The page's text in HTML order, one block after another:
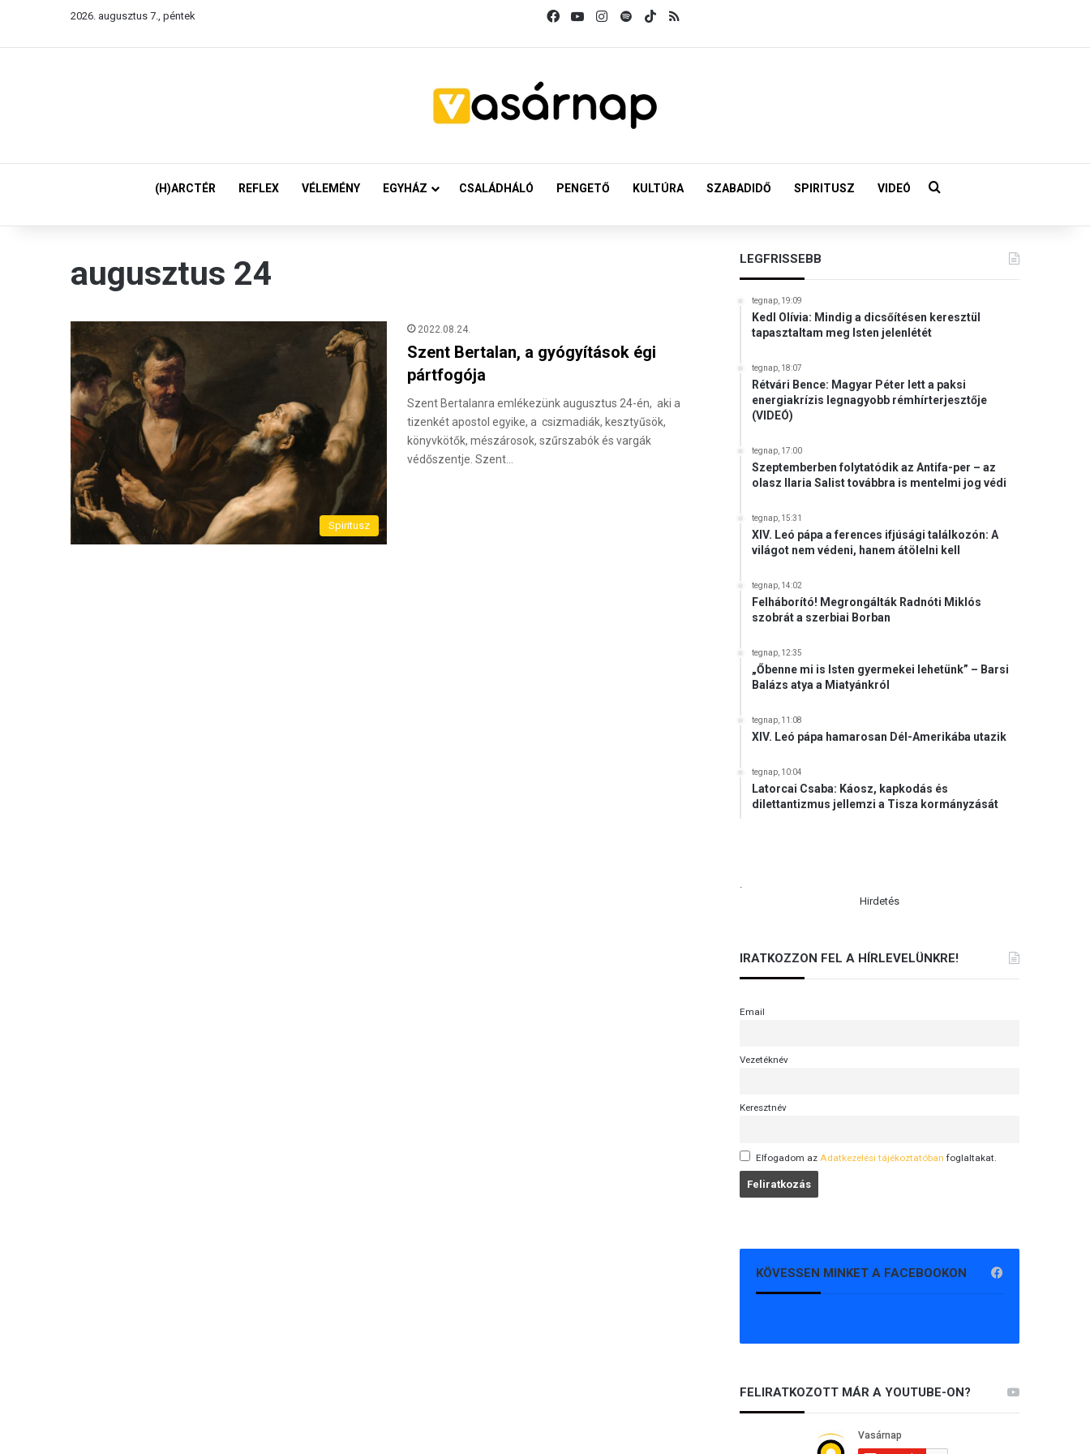
2026. augusztus 7., péntek FacebookYouTubeInstagram
SpotifyTikTok
(H)ARCTÉR REFLEX VÉLEMÉNY EGYHÁZ CSALÁDHÁLÓ PENGETŐ KULTÚRA SZABADIDŐ SPIRITUSZ VIDEÓ Keresés:
augusztus 24
Spiritusz
2022.08.24.
Szent Bertalan, a gyógyítások égi
pártfogója
Szent Bertalanra emlékezünk augusztus 24-én, aki a
tizenkét apostol egyike, a csizmadiák, kesztyűsök,
könyvkötők, mészárosok, szűrszabók és vargák
védőszentje. Szent…
LEGFRISSEBB
tegnap, 19:09
Kedl Olívia: Mindig a dicsőítésen keresztül
tapasztaltam meg Isten jelenlétét
tegnap, 18:07
Rétvári Bence: Magyar Péter lett a paksi
energiakrízis legnagyobb rémhírterjesztője
(VIDEÓ)
tegnap, 17:00
Szeptemberben folytatódik az Antifa-per – az
olasz Ilaria Salist továbbra is mentelmi jog védi
tegnap, 15:31
XIV. Leó pápa a ferences ifjúsági találkozón: A
világot nem védeni, hanem átölelni kell
tegnap, 14:02
Felháborító! Megrongálták Radnóti Miklós
szobrát a szerbiai Borban
tegnap, 12:35
„Őbenne mi is Isten gyermekei lehetünk” – Barsi
Balázs atya a Miatyánkról
tegnap, 11:08
XIV. Leó pápa hamarosan Dél-Amerikába utazik
tegnap, 10:04
Latorcai Csaba: Káosz, kapkodás és
dilettantizmus jellemzi a Tisza kormányzását
.
Hirdetés
IRATKOZZON FEL A HÍRLEVELÜNKRE!
Email
Vezetéknév
Keresztnév
Elfogadom az Adatkezelési tájékoztatóban foglaltakat.
KÖVESSEN MINKET A FACEBOOKON
FELIRATKOZOTT MÁR A YOUTUBE-ON?